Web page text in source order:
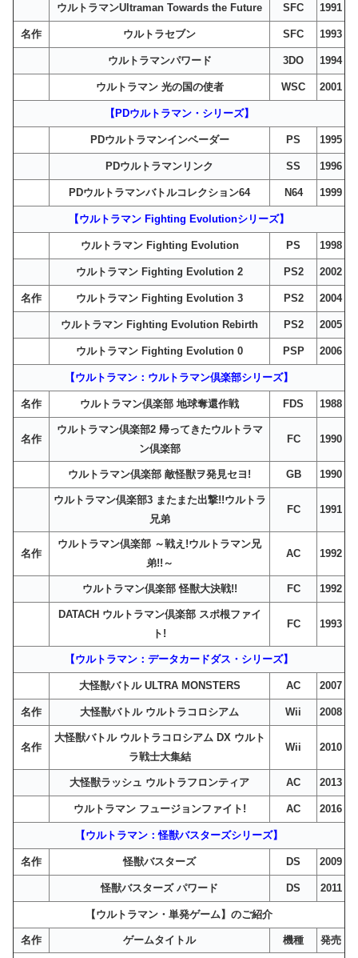
ウルトラマンUltraman Towards the Future SFC 1991
名作 ウルトラセブン SFC 1993
ウルトラマンパワード 3DO 1994
ウルトラマン 光の国の使者 WSC 2001
【PDウルトラマン・シリーズ】
PDウルトラマンインベーダー PS 1995
PDウルトラマンリンク SS 1996
PDウルトラマンバトルコレクション64 N64 1999
【ウルトラマン Fighting Evolutionシリーズ】
ウルトラマン Fighting Evolution PS 1998
ウルトラマン Fighting Evolution 2 PS2 2002
名作 ウルトラマン Fighting Evolution 3 PS2 2004
ウルトラマン Fighting Evolution Rebirth PS2 2005
ウルトラマン Fighting Evolution 0 PSP 2006
【ウルトラマン：ウルトラマン倶楽部シリーズ】
名作 ウルトラマン倶楽部 地球奪還作戦 FDS 1988
名作
ウルトラマン倶楽部2 帰ってきたウルトラマ
ン倶楽部
FC 1990
ウルトラマン倶楽部 敵怪獣ヲ発見セヨ! GB 1990
ウルトラマン倶楽部3 またまた出撃!!ウルトラ
兄弟
FC 1991
名作
ウルトラマン倶楽部 ～戦え!ウルトラマン兄
弟!!～
AC 1992
ウルトラマン倶楽部 怪獣大決戦!! FC 1992
DATACH ウルトラマン倶楽部 スポ根ファイ
ト!
FC 1993
【ウルトラマン：データカードダス・シリーズ】
大怪獣バトル ULTRA MONSTERS AC 2007
名作 大怪獣バトル ウルトラコロシアム Wii 2008
名作
大怪獣バトル ウルトラコロシアム DX ウルト
ラ戦士大集結
Wii 2010
大怪獣ラッシュ ウルトラフロンティア AC 2013
ウルトラマン フュージョンファイト! AC 2016
【ウルトラマン：怪獣バスターズシリーズ】
名作 怪獣バスターズ DS 2009
怪獣バスターズ パワード DS 2011
【ウルトラマン・単発ゲーム】のご紹介
名作 ゲームタイトル 機種 発売